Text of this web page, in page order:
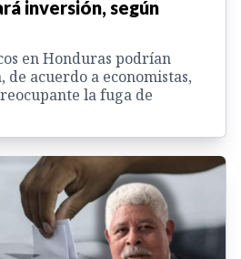
inversión, según
en Honduras podrían
de acuerdo a economistas,
la fuga de